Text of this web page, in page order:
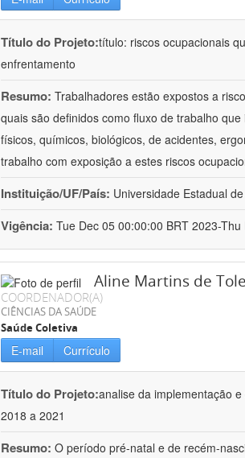
Título do Projeto:título: riscos ocupacionais
enfrentamento
Resumo: Trabalhadores estão expostos a
quais são definidos como fluxo de trabalho
físicos, químicos, biológicos, de acidentes,
trabalho com exposição a estes riscos
Instituição/UF/País: Universidade Estadual
Vigência: Tue Dec 05 00:00:00 BRT 2023-
Aline Martins de
COORDENADOR(A)
CIÊNCIAS DA SAÚDE
Saúde Coletiva
E-mail Currículo
Título do Projeto:analise da implementação
2018 a 2021
Resumo: O período pré-natal e de recém-